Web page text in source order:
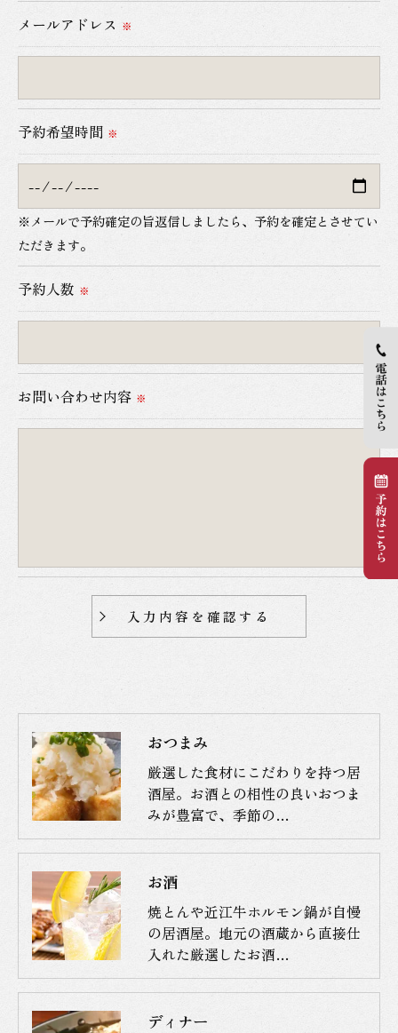
置をとり、適切な監督を行います。
＜個人情報を与えなかった場合に生じる結果＞
必要な情報を頂けない場合は、それに対応した当社
のサービスをご提供できない場合がございますので
予めご了承ください。
当社では、お客様の個人情報の開示･訂正･削除・利
用停止の手続を定めさせて頂いております。
ご本人である事を確認のうえ、対応させて頂きま
メールアドレス ※
予約希望時間 ※
※メールで予約確定の旨返信しましたら、予約を確定とさせてい
ただきます。
予約人数 ※
お問い合わせ内容 ※
おつまみ
厳選した食材にこだわりを持つ居
酒屋。お酒との相性の良いおつま
みが豊富で、季節の…
お酒
焼とんや近江牛ホルモン鍋が自慢
の居酒屋。地元の酒蔵から直接仕
入れた厳選したお酒…
ディナー